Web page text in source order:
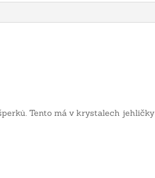
Tento má v krystalech jehličky